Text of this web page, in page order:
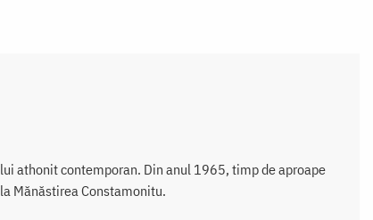
athonit contemporan. Din anul 1965, timp de aproape
Mănăstirea Constamonitu.